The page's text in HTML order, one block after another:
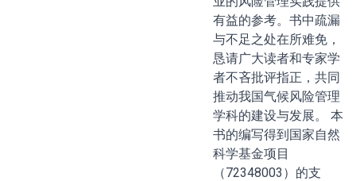
有益的参考。书中疏漏
与不足之处在所难免，
恳请广大读者和专家学
者不吝批评指正，共同
推动我国气候风险管理
学科的建设与发展。 本
书的编写得到国家自然
科学基金项目
（72348003）的支